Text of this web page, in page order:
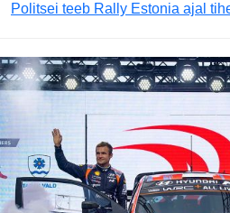
Politsei teeb Rally Estonia ajal